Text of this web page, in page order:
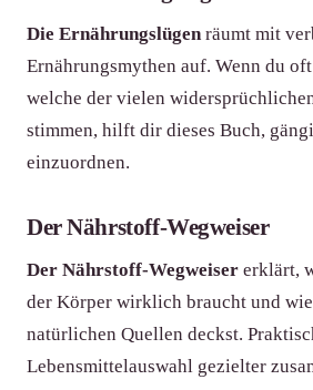
Die Ernährungslügenräumt mit
Ernährungsmythen auf. Wenn du
welche der vielen
stimmen, hilft dir dieses Buch,
einzuordnen.
Der Nährstoff-Wegweiser
Der Nährstoff-Wegweiser erklärt,
der Körper wirklich braucht und wie
natürlichen Quellen deckst.
Lebensmittelauswahl gezielter